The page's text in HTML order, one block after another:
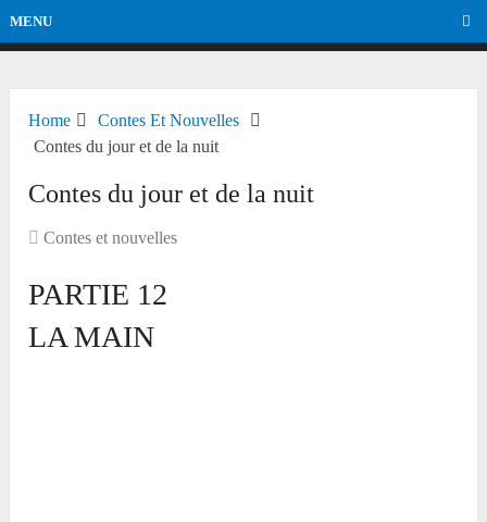
MENU
Home
Contes Et Nouvelles
Contes du jour et de la nuit
Contes du jour et de la nuit
Contes et nouvelles
PARTIE 12
LA MAIN